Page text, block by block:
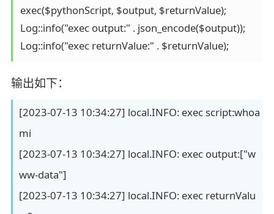
exec($pythonScript, $output, $returnValue);
Log::info("exec output:" . json_encode($output));
Log::info("exec returnValue:" . $returnValue);
输出如下：
[2023-07-13 10:34:27] local.INFO: exec script:whoa
mi
[2023-07-13 10:34:27] local.INFO: exec output:["w
ww-data"]
[2023-07-13 10:34:27] local.INFO: exec returnValu